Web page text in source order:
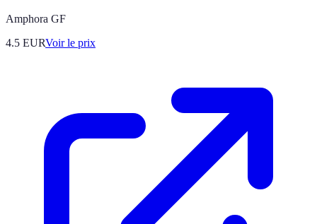
Amphora GF
4.5 EURVoir le prix